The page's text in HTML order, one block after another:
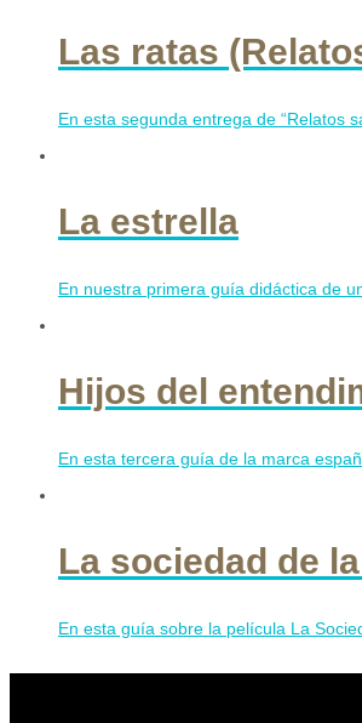
Las ratas
En esta segunda entrega de “Relatos
La estrella
En nuestra primera guía didáctica de
Hijos del
En esta tercera guía de la marca
La sociedad de
En esta guía sobre la película La